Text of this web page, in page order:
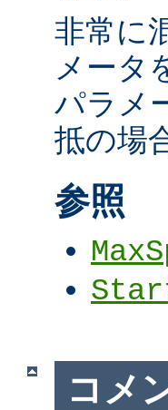
非常に
メータ
パラメ
抵の場
参照
コメ